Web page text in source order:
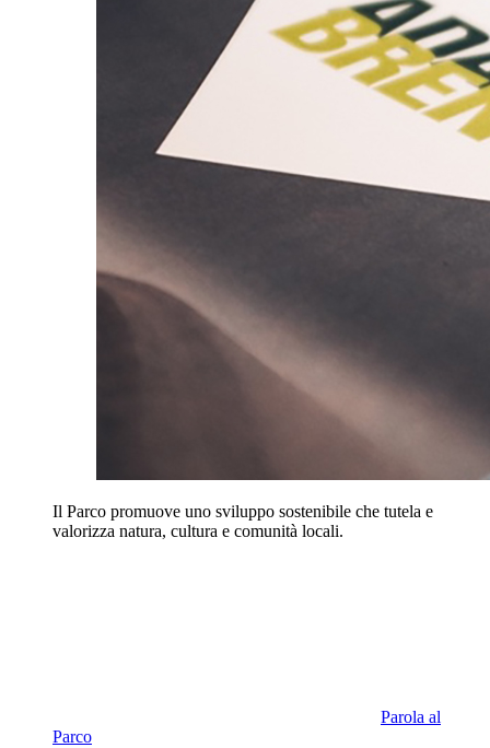
Il Parco promuove uno sviluppo sostenibile che tutela e
valorizza natura, cultura e comunità locali.
Parola al
Parco